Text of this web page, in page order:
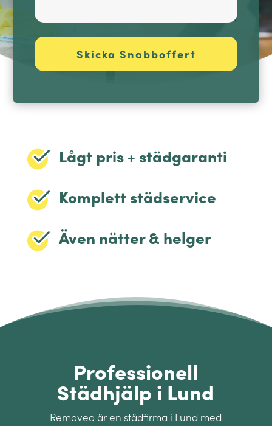
Lågt pris + städgaranti
Komplett städservice
Även nätter & helger
Professionell
Städhjälp i Lund
Removeo är en städfirma i Lund med